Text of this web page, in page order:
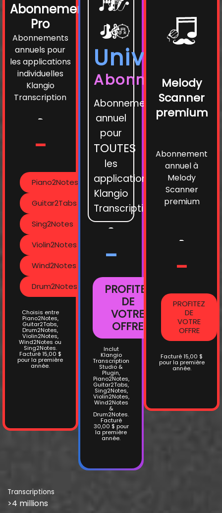
Abonnements
Pro
Abonnements
annuels pour
les applications
individuelles
Klangio
Transcription
-
-
Piano2Notes
Guitar2Tabs
Sing2Notes
Violin2Notes
Wind2Notes
Drum2Notes
Choisis entre
Piano2Notes,
Guitar2Tabs,
Drum2Notes,
Violin2Notes,
Wind2Notes ou
Sing2Notes.
Facturé 15,00 $
pour la première
année.
Univers
Abonnement
Abonnement
annuel
pour
TOUTES
les
applications
Klangio
Transcription
-
-
PROFITEZ
DE
VOTRE
OFFRE
Inclut
Klangio
Transcription
Studio &
Plugin,
Piano2Notes,
Guitar2Tabs,
Sing2Notes,
Violin2Notes,
Wind2Notes
&
Drum2Notes.
Facturé
30,00 $ pour
la première
année.
Melody
Scanner
premium
Abonnement
annuel à
Melody
Scanner
premium
-
-
PROFITEZ
DE
VOTRE
OFFRE
Facturé 15,00 $
pour la première
année.
Transcriptions
>4 millions